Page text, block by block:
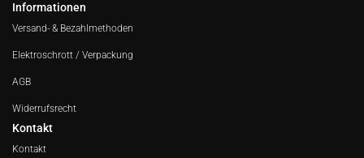
Informationen
Versand- & Bezahlmethoden
Elektroschrott / Verpackung
AGB
Widerrufsrecht
Kontakt
Kontakt